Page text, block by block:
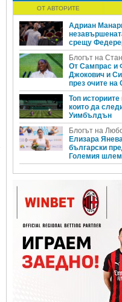
ОТ АВТОРИТЕ
Адриан
срещу
Блогът на
От Сампрас и
Джокович и
през очите на
Топ
които да
Уимбълдън
Блогът на
Елизара
български
Големия шлем